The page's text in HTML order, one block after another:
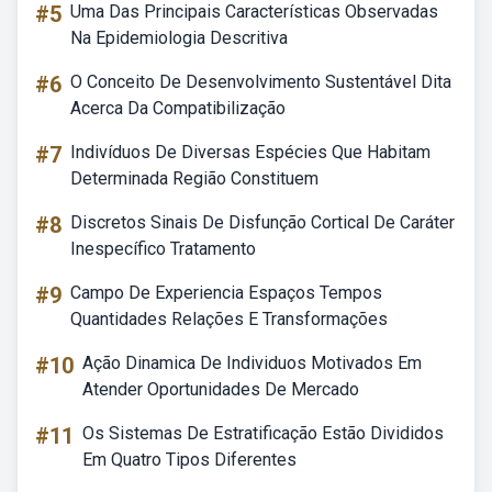
#5 Uma Das Principais Características Observadas
Na Epidemiologia Descritiva
#6 O Conceito De Desenvolvimento Sustentável Dita
Acerca Da Compatibilização
#7 Indivíduos De Diversas Espécies Que Habitam
Determinada Região Constituem
#8 Discretos Sinais De Disfunção Cortical De Caráter
Inespecífico Tratamento
#9 Campo De Experiencia Espaços Tempos
Quantidades Relações E Transformações
#10 Ação Dinamica De Individuos Motivados Em
Atender Oportunidades De Mercado
#11 Os Sistemas De Estratificação Estão Divididos
Em Quatro Tipos Diferentes